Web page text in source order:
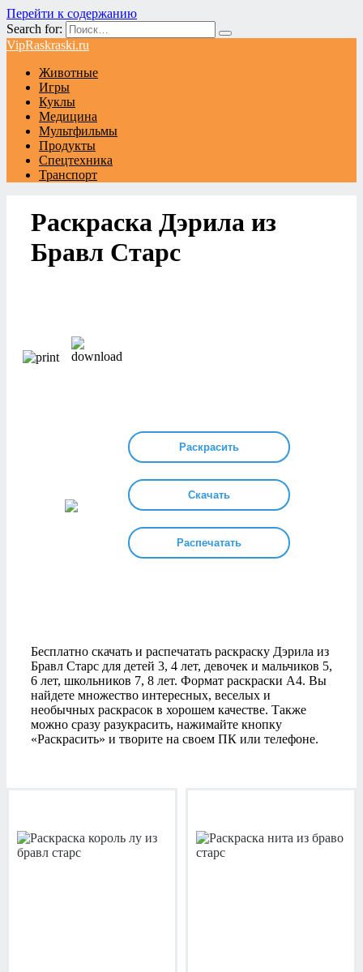
Перейти к содержанию
Search for:
VipRaskraski.ru
Животные
Игры
Куклы
Медицина
Мультфильмы
Продукты
Спецтехника
Транспорт
Раскраска Дэрила из
Бравл Старс
Раскрасить
Скачать
Распечатать
Бесплатно скачать и распечатать раскраску Дэрила из
Бравл Старс для детей 3, 4 лет, девочек и мальчиков 5,
6 лет, школьников 7, 8 лет. Формат раскраски А4. Вы
найдете множество интересных, веселых и
необычных раскрасок в хорошем качестве. Также
можно сразу разукрасить, нажимайте кнопку
«Раскрасить» и творите на своем ПК или телефоне.